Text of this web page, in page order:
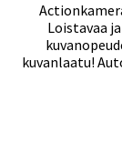
Loistavaa
kuvanlaatu!